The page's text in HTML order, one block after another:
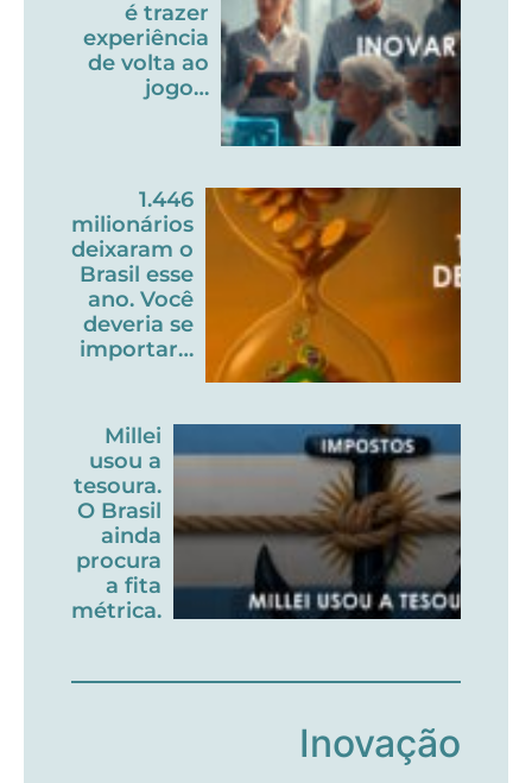
é trazer
experiência
de volta ao
jogo…
1.446
milionários
deixaram o
Brasil esse
ano. Você
deveria se
importar…
Millei
usou a
tesoura.
O Brasil
ainda
procura
a fita
métrica.
Inovação